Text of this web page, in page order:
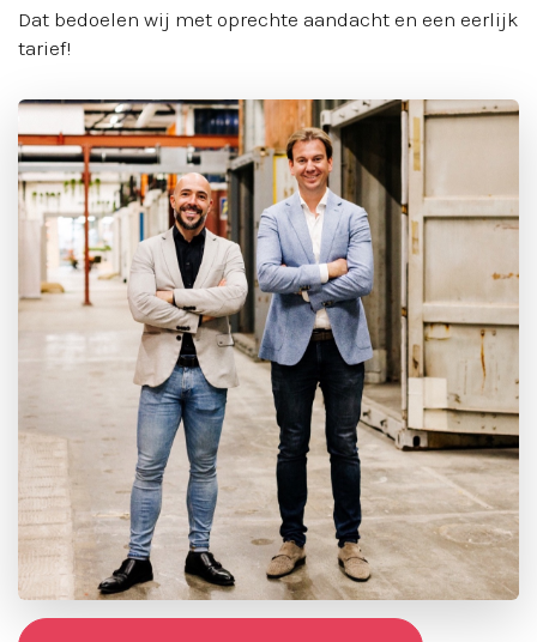
Dat bedoelen wij met oprechte aandacht en een eerlijk
tarief!